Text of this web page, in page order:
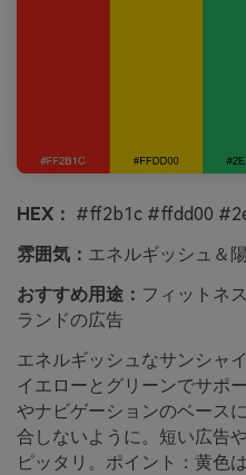
HEX： #ff2b1c #ffdd00
雰囲気： エネルギッシュ＆
おすすめ用途： フィットネ
ランドの広告
エネルギッシュなサンシャ
イエローとグリーンでサポ
やナビゲーションのベース
合しないように。短い広告
ピッタリ。ポイント：黄色